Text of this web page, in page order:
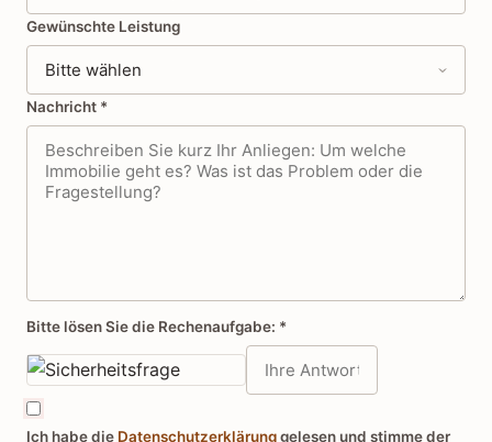
Gewünschte Leistung
Nachricht *
Bitte lösen Sie die Rechenaufgabe: *
Ich habe die Datenschutzerklärunggelesen und stimme der